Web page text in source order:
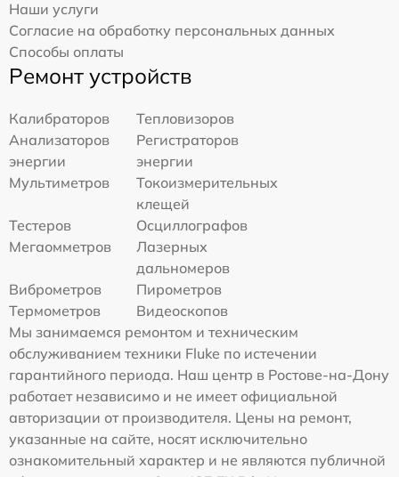
Наши услуги
Согласие на обработку персональных данных
Способы оплаты
Ремонт устройств
Калибраторов
Тепловизоров
Анализаторов
энергии
Регистраторов
энергии
Мультиметров
Токоизмерительных
клещей
Тестеров
Осциллографов
Мегаомметров
Лазерных
дальномеров
Виброметров
Пирометров
Термометров
Видеоскопов
Мы занимаемся ремонтом и техническим
обслуживанием техники Fluke по истечении
гарантийного периода. Наш центр в Ростове-на-Дону
работает независимо и не имеет официальной
авторизации от производителя. Цены на ремонт,
указанные на сайте, носят исключительно
ознакомительный характер и не являются публичной